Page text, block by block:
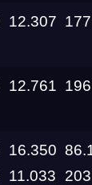
12.307
12.761
16.350
11.033